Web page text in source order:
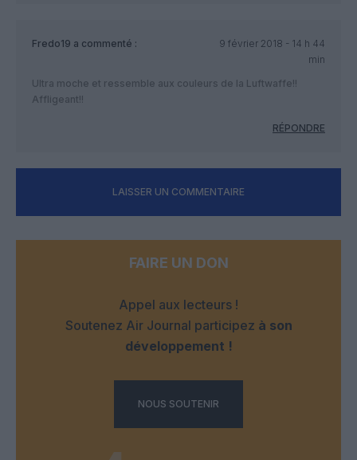
Fredo19 a commenté :
9 février 2018 - 14 h 44
min
Ultra moche et ressemble aux couleurs de la Luftwaffe!!
Affligeant!!
RÉPONDRE
LAISSER UN COMMENTAIRE
FAIRE UN DON
Appel aux lecteurs !
Soutenez Air Journal participez à son
développement !
NOUS SOUTENIR